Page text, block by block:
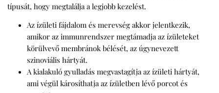
típusát, hogy megtalálja a legjobb kezelést.
Az ízületi fájdalom és merevség akkor jelentkezik,
amikor az immunrendszer megtámadja az ízületeket
körülvevő membránok bélését, az úgynevezett
szinoviális hártyát.
A kialakuló gyulladás megvastagítja az ízületi hártyát,
ami végül károsíthatja az ízületben lévő porcot és